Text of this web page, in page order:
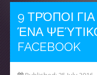
9 ΤΡΌΠΟΙ
ΈΝΑ
FACEBOOK